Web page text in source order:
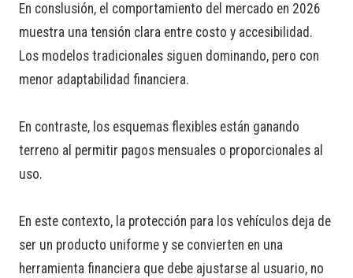
En conslusión, el comportamiento del mercado en 2026
muestra una tensión clara entre costo y accesibilidad.
Los modelos tradicionales siguen dominando, pero con
menor adaptabilidad financiera.
En contraste, los esquemas flexibles están ganando
terreno al permitir pagos mensuales o proporcionales al
uso.
En este contexto, la protección para los vehículos deja de
ser un producto uniforme y se convierten en una
herramienta financiera que debe ajustarse al usuario, no